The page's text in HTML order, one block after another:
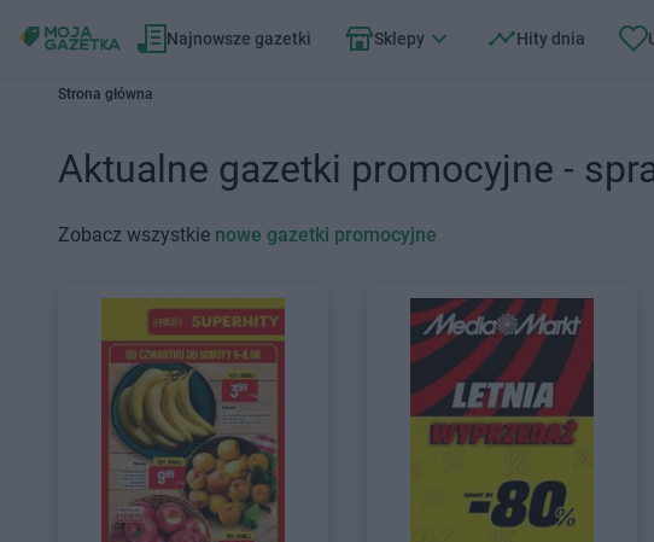
Najnowsze gazetki Sklepy Hity dnia
Strona główna
Aktualne gazetki promocyjne -
Zobacz wszystkie nowe gazetki promocyjne